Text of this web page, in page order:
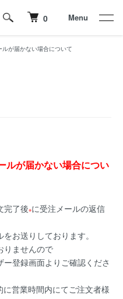
0 Menu
が届かない場合について
ルが届かない場合につい
完了後※に受注メールの返信
お送りしております。
りませんので
登録画面よりご確認くださ
営業時間内にてご注文者様